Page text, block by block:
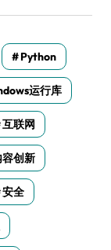
Python
运行库
互联网
容创新
安全